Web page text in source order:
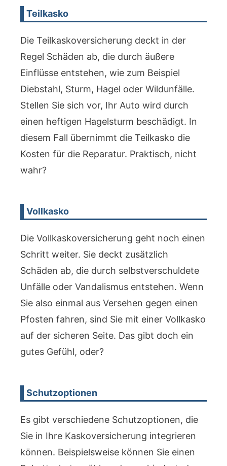
Teilkasko
Die Teilkaskoversicherung deckt in der
Regel Schäden ab, die durch äußere
Einflüsse entstehen, wie zum Beispiel
Diebstahl, Sturm, Hagel oder Wildunfälle.
Stellen Sie sich vor, Ihr Auto wird durch
einen heftigen Hagelsturm beschädigt. In
diesem Fall übernimmt die Teilkasko die
Kosten für die Reparatur. Praktisch, nicht
wahr?
Vollkasko
Die Vollkaskoversicherung geht noch einen
Schritt weiter. Sie deckt zusätzlich
Schäden ab, die durch selbstverschuldete
Unfälle oder Vandalismus entstehen. Wenn
Sie also einmal aus Versehen gegen einen
Pfosten fahren, sind Sie mit einer Vollkasko
auf der sicheren Seite. Das gibt doch ein
gutes Gefühl, oder?
Schutzoptionen
Es gibt verschiedene Schutzoptionen, die
Sie in Ihre Kaskoversicherung integrieren
können. Beispielsweise können Sie einen